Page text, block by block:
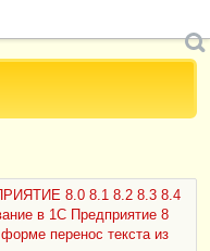
8.0 8.1 8.2 8.3 8.4
в 1С Предприятие 8
перенос текста из